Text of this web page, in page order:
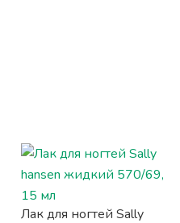
Лак для ногтей Sally